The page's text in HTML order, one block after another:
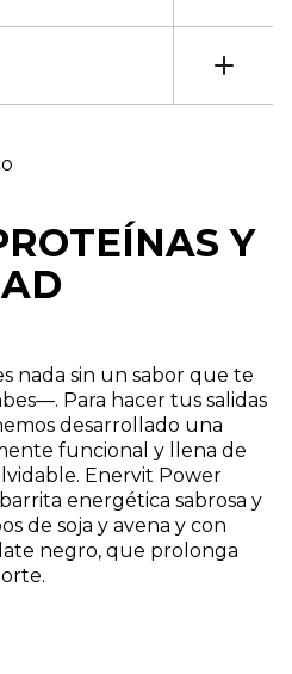
Y
nada sin un sabor que te
Para hacer tus salidas
desarrollado una
funcional y llena de
Enervit Power
energética sabrosa y
de soja y avena y con
negro, que prolonga